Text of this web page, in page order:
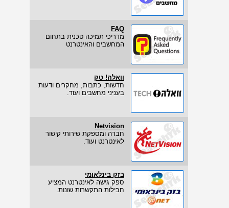
FAQ
מדריכי תמיכה טכנית בתחום
המחשבים והאינטרנט
וואלה! טק
חדשות, כתבות, מחקרים ודעות
בעניני מחשבים ועוד.
Netvision
חברה ומספקת שירותי קישור
לאינטרנט ועוד.
בזק בינלאומי
ספק גישה לאינטרנט המציע
חבילות התקשרות שונות.